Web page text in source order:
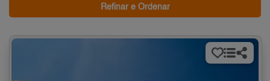
Refinar e Ordenar